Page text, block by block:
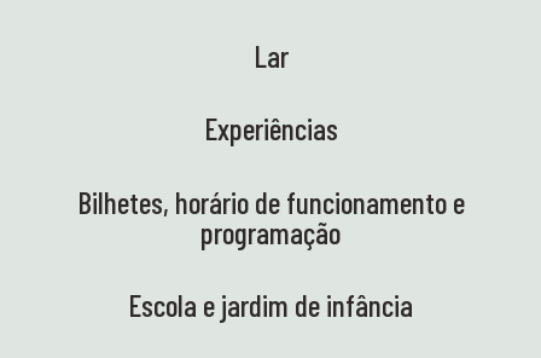
Lar
Experiências
Bilhetes, horário de funcionamento e
programação
Escola e jardim de infância